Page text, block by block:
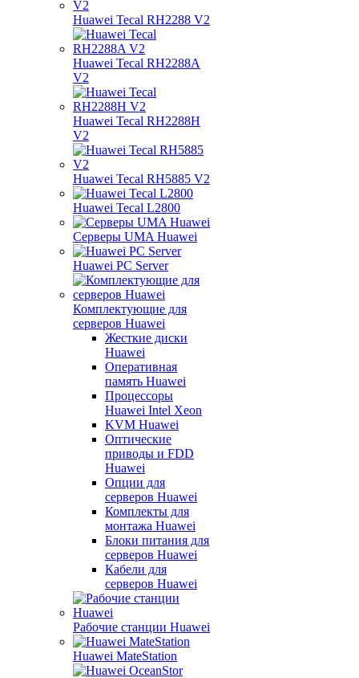
Huawei Tecal RH2288 V2
Huawei Tecal RH2288A
V2
Huawei Tecal RH2288H
V2
Huawei Tecal RH5885 V2
Huawei Tecal L2800
Серверы UMA Huawei
Huawei PC Server
Комплектующие для
серверов Huawei
Жесткие диски
Huawei
Оперативная
память Huawei
Процессоры
Huawei Intel Xeon
KVM Huawei
Оптические
приводы и FDD
Huawei
Опции для
серверов Huawei
Комплекты для
монтажа Huawei
Блоки питания для
серверов Huawei
Кабели для
серверов Huawei
Рабочие станции Huawei
Huawei MateStation